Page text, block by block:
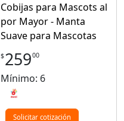
Cobijas para Mascots al
por Mayor - Manta
Suave para Mascotas
$25900
Mínimo: 6
Solicitar cotización